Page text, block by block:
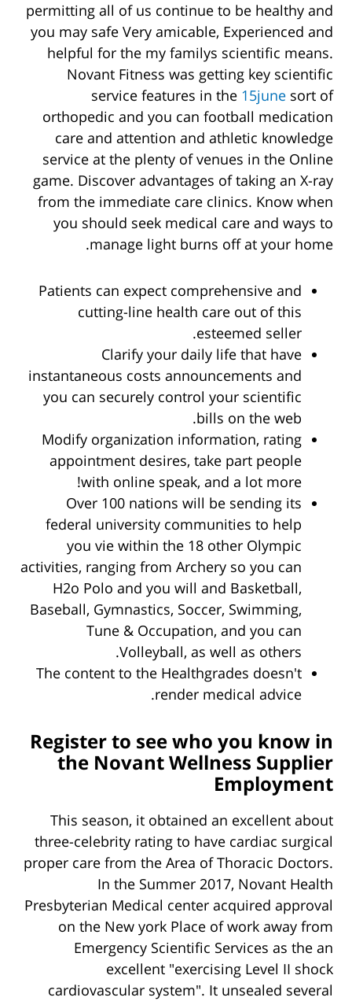
permitting all of us continue to be healthy and
you may safe Very amicable, Experienced and
helpful for the my familys scientific means.
Novant Fitness was getting key scientific
service features in the 15june sort of
orthopedic and you can football medication
care and attention and athletic knowledge
service at the plenty of venues in the Online
game. Discover advantages of taking an X-ray
from the immediate care clinics. Know when
you should seek medical care and ways to
manage light burns off at your home.
Patients can expect comprehensive and
cutting-line health care out of this
esteemed seller.
Clarify your daily life that have
instantaneous costs announcements and
you can securely control your scientific
bills on the web.
Modify organization information, rating
appointment desires, take part people
with online speak, and a lot more!
Over 100 nations will be sending its
federal university communities to help
you vie within the 18 other Olympic
activities, ranging from Archery so you can
H2o Polo and you will and Basketball,
Baseball, Gymnastics, Soccer, Swimming,
Tune & Occupation, and you can
Volleyball, as well as others.
The content to the Healthgrades doesn't
render medical advice.
Register to see who you know in
the Novant Wellness Supplier
Employment
This season, it obtained an excellent about
three-celebrity rating to have cardiac surgical
proper care from the Area of Thoracic Doctors.
In the Summer 2017, Novant Health
Presbyterian Medical center acquired approval
on the New york Place of work away from
Emergency Scientific Services as the an
excellent "exercising Level II shock
cardiovascular system". It unsealed several